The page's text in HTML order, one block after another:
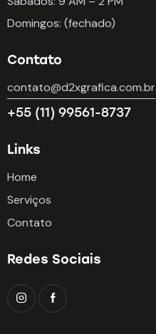
Domingos: (fechado)
Contato
contato@d2xgrafica.com.br
+55 (11) 99561-8737
Links
Home
Serviços
Contato
Redes Sociais